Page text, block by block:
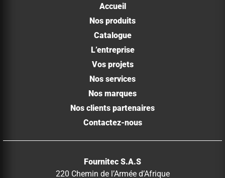
Accueil
Nos produits
Catalogue
L’entreprise
Vos projets
Nos services
Nos marques
Nos clients partenaires
Contactez-nous
Fournitec S.A.S
220 Chemin de l’Armée d’Afrique